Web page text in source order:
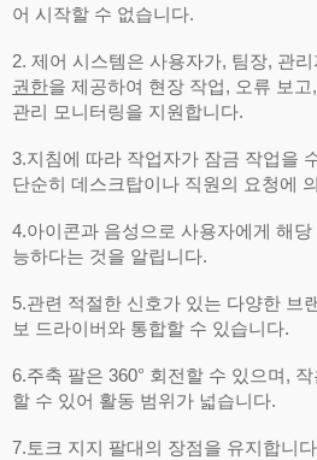
어 시작할 수 없습니다.
2. 제어 시스템은 사용자가, 팀장, 관
권한을 제공하여 현장 작업, 오류 보
관리 모니터링을 지원합니다.
3.지침에 따라 작업자가 잠금 작업을
단순히 데스크탑이나 직원의 요청에
4.아이콘과 음성으로 사용자에게 해
능하다는 것을 알립니다.
5.관련 적절한 신호가 있는 다양한 브
보 드라이버와 통합할 수 있습니다.
6.주축 팔은 360° 회전할 수 있으며,
할 수 있어 활동 범위가 넓습니다.
7.토크 지지 팔대의 장점을 유지합니